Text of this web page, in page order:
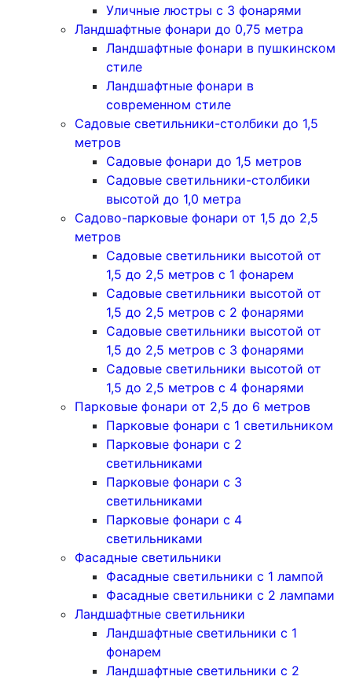
Уличные люстры с 3 фонарями
Ландшафтные фонари до 0,75 метра
Ландшафтные фонари в пушкинском
стиле
Ландшафтные фонари в
современном стиле
Садовые светильники-столбики до 1,5
метров
Садовые фонари до 1,5 метров
Садовые светильники-столбики
высотой до 1,0 метра
Садово-парковые фонари от 1,5 до 2,5
метров
Садовые светильники высотой от
1,5 до 2,5 метров с 1 фонарем
Садовые светильники высотой от
1,5 до 2,5 метров с 2 фонарями
Садовые светильники высотой от
1,5 до 2,5 метров с 3 фонарями
Садовые светильники высотой от
1,5 до 2,5 метров с 4 фонарями
Парковые фонари от 2,5 до 6 метров
Парковые фонари с 1 светильником
Парковые фонари с 2
светильниками
Парковые фонари с 3
светильниками
Парковые фонари с 4
светильниками
Фасадные светильники
Фасадные светильники с 1 лампой
Фасадные светильники c 2 лампами
Ландшафтные светильники
Ландшафтные светильники с 1
фонарем
Ландшафтные светильники с 2